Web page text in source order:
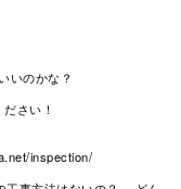
いのかな？
さい！
inspection/